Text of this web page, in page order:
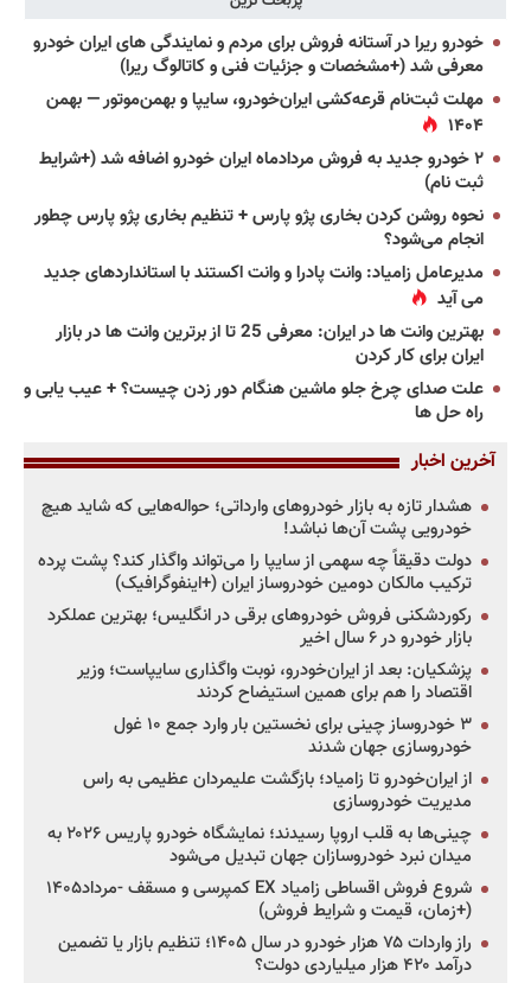
خودرو ریرا در آستانه فروش برای مردم و نمایندگی های ایران خودرو
معرفی شد (+مشخصات و جزئیات فنی و کاتالوگ ریرا)
مهلت ثبت‌نام قرعه‌کشی ایران‌خودرو، سایپا و بهمن‌موتور — بهمن
۱۴۰۴
۲ خودرو جدید به فروش مردادماه ایران خودرو اضافه شد (+شرایط
ثبت نام)
نحوه روشن کردن بخاری پژو پارس + تنظیم بخاری پژو پارس چطور
انجام می‌شود؟
مدیرعامل زامیاد: وانت پادرا و وانت اکستند با استانداردهای جدید
می آید
بهترین وانت ها در ایران: معرفی 25 تا از برترین وانت ها در بازار
ایران برای کار کردن
علت صدای چرخ جلو ماشین هنگام دور زدن چیست؟ + عیب یابی و
راه حل ها
آخرین اخبار
هشدار تازه به بازار خودروهای وارداتی؛ حواله‌هایی که شاید هیچ
خودرویی پشت آن‌ها نباشد!
دولت دقیقاً چه سهمی از سایپا را می‌تواند واگذار کند؟ پشت پرده
ترکیب مالکان دومین خودروساز ایران (+اینفوگرافیک)
رکوردشکنی فروش خودروهای برقی در انگلیس؛ بهترین عملکرد
بازار خودرو در ۶ سال اخیر
پزشکیان: بعد از ایران‌خودرو، نوبت واگذاری سایپاست؛ وزیر
اقتصاد را هم برای همین استیضاح کردند
۳ خودروساز چینی برای نخستین بار وارد جمع ۱۰ غول
خودروسازی جهان شدند
از ایران‌خودرو تا زامیاد؛ بازگشت علیمردان عظیمی به راس
مدیریت خودروسازی
چینی‌ها به قلب اروپا رسیدند؛ نمایشگاه خودرو پاریس ۲۰۲۶ به
میدان نبرد خودروسازان جهان تبدیل می‌شود
شروع فروش اقساطی زامیاد EX کمپرسی و مسقف -مرداد۱۴۰۵
(+زمان، قیمت و شرایط فروش)
راز واردات ۷۵ هزار خودرو در سال ۱۴۰۵؛ تنظیم بازار یا تضمین
درآمد ۴۲۰ هزار میلیاردی دولت؟